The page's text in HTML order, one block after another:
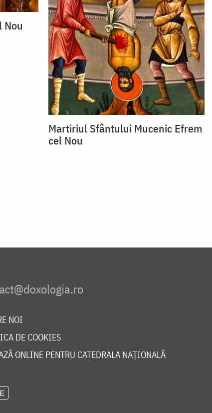
Nou
Martiriul Sfântului Mucenic Efrem
cel Nou
NOI
DE COOKIES
ONLINE PENTRU CATEDRALA NAȚIONALĂ